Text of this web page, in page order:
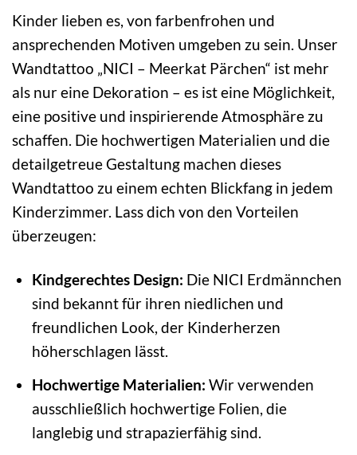
Kinder lieben es, von farbenfrohen und
ansprechenden Motiven umgeben zu sein. Unser
Wandtattoo „NICI – Meerkat Pärchen“ ist mehr
als nur eine Dekoration – es ist eine Möglichkeit,
eine positive und inspirierende Atmosphäre zu
schaffen. Die hochwertigen Materialien und die
detailgetreue Gestaltung machen dieses
Wandtattoo zu einem echten Blickfang in jedem
Kinderzimmer. Lass dich von den Vorteilen
überzeugen:
Kindgerechtes Design: Die NICI Erdmännchen
sind bekannt für ihren niedlichen und
freundlichen Look, der Kinderherzen
höherschlagen lässt.
Hochwertige Materialien: Wir verwenden
ausschließlich hochwertige Folien, die
langlebig und strapazierfähig sind.